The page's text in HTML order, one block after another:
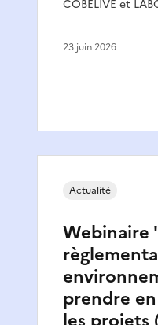
COBELIVE et
23 juin 2026
Webinaire
prendre
Actualité